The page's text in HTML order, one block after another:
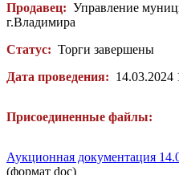
Продавец: Управление
г.Владимира
Статус: Торги завершены
Дата проведения: 14.03.2024
Присоединенные файлы:
Аукционная документация
(формат doc)